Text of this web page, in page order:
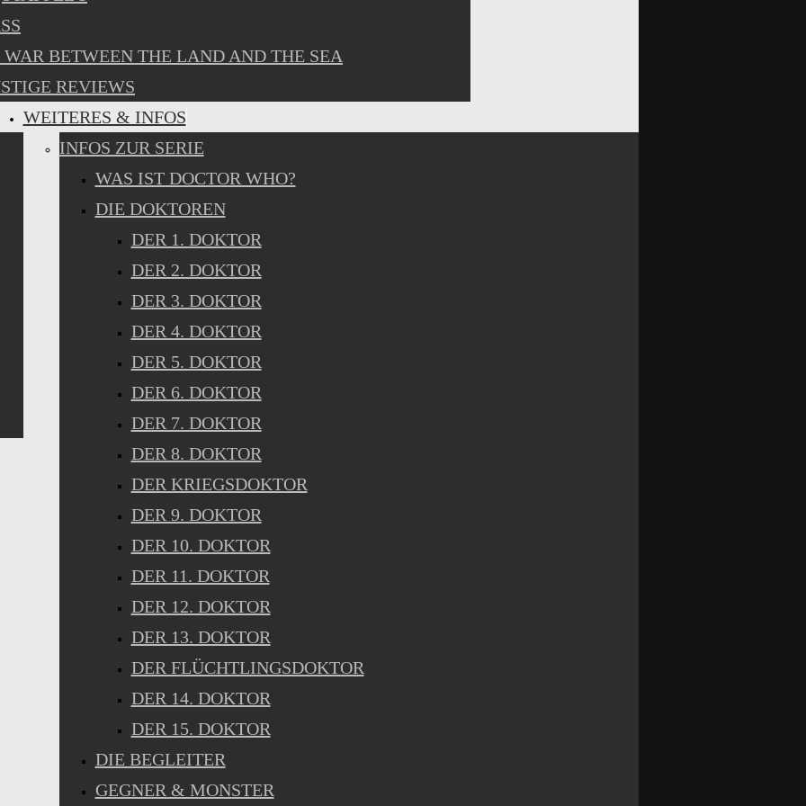
WAR BETWEEN THE LAND AND THE SEA
REVIEWS
WEITERES & INFOS
INFOS ZUR SERIE
WAS IST DOCTOR WHO?
DIE DOKTOREN
DER 1. DOKTOR
DER 2. DOKTOR
DER 3. DOKTOR
DER 4. DOKTOR
DER 5. DOKTOR
DER 6. DOKTOR
DER 7. DOKTOR
DER 8. DOKTOR
DER KRIEGSDOKTOR
DER 9. DOKTOR
DER 10. DOKTOR
DER 11. DOKTOR
DER 12. DOKTOR
DER 13. DOKTOR
DER FLÜCHTLINGSDOKTOR
DER 14. DOKTOR
DER 15. DOKTOR
DIE BEGLEITER
GEGNER & MONSTER